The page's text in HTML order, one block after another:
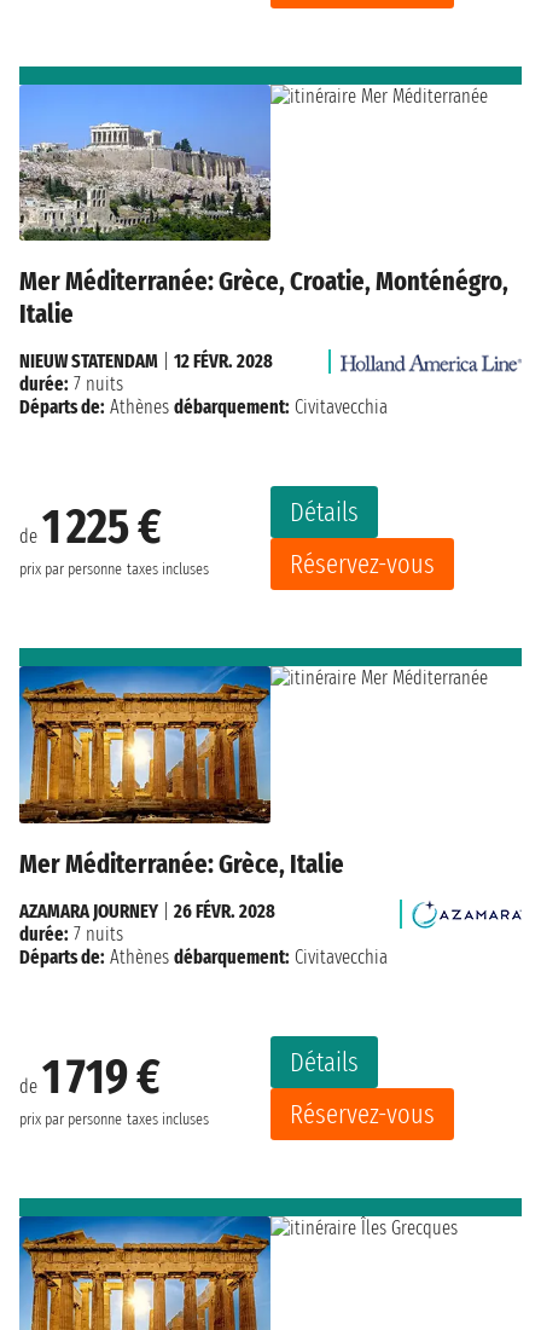
Mer Méditerranée: Grèce, Croatie, Monténégro,
Italie
de 1 225 €
prix par personne taxes incluses
Détails
Réservez-vous
NIEUW STATENDAM
12 FÉVR. 2028
durée: 7 nuits
Départs de: Athènes débarquement: Civitavecchia
Mer Méditerranée: Grèce, Italie
de 1 719 €
prix par personne taxes incluses
Détails
Réservez-vous
AZAMARA JOURNEY
26 FÉVR. 2028
durée: 7 nuits
Départs de: Athènes débarquement: Civitavecchia